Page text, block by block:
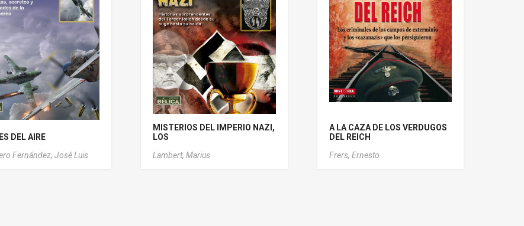
DEL AIRE
Fernández, José Luis
MISTERIOS DEL IMPERIO NAZI,
LOS
Lambert, Marius
A LA CAZA DE LOS VERDUGOS
DEL REICH
Frers, Ernesto